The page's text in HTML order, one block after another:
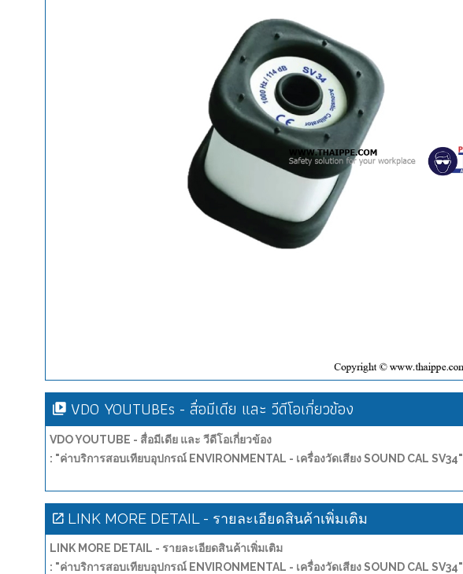
VDO YOUTUBEs - สื่อมีเดีย และ วีดีโอเกี่ยวข้อง
VDO YOUTUBE - สื่อมีเดีย และ วีดีโอเกี่ยวข้อง
: "ค่าบริการสอบเทียบอุปกรณ์ ENVIRONMENTAL - เครื่องวัดเสียง SOUND CAL SV34"
LINK MORE DETAIL - รายละเอียดสินค้าเพิ่มเติม
LINK MORE DETAIL - รายละเอียดสินค้าเพิ่มเติม
: "ค่าบริการสอบเทียบอุปกรณ์ ENVIRONMENTAL - เครื่องวัดเสียง SOUND CAL SV34"